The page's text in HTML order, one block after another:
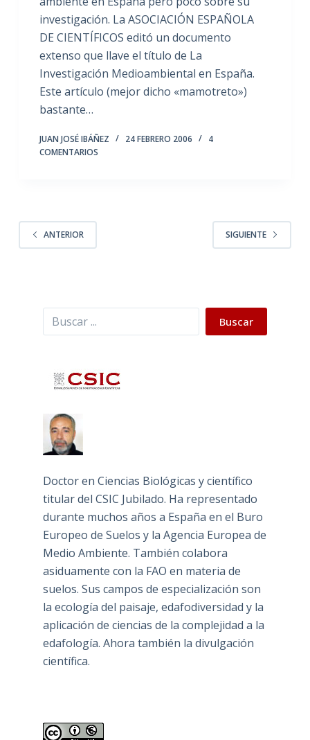
investigación. La ASOCIACIÓN ESPAÑOLA
DE CIENTÍFICOS editó un documento
extenso que llave el título de La
Investigación Medioambiental en España.
Este artículo (mejor dicho «mamotreto»)
bastante…
JUAN JOSÉ IBÁÑEZ 24 FEBRERO 2006
4
COMENTARIOS
ANTERIOR SIGUIENTE
Buscar Buscar
Doctor en Ciencias Biológicas y científico
titular del CSIC Jubilado. Ha representado
durante muchos años a España en el Buro
Europeo de Suelos y la Agencia Europea de
Medio Ambiente. También colabora
asiduamente con la FAO en materia de
suelos. Sus campos de especialización son
la ecología del paisaje, edafodiversidad y la
aplicación de ciencias de la complejidad a la
edafología. Ahora también la divulgación
científica.